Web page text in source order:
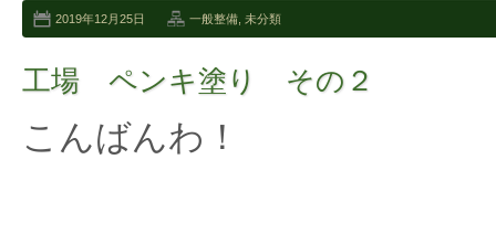
2019年12月25日 一般整備 未分類
工場 ペンキ塗り その２
こんばんわ！